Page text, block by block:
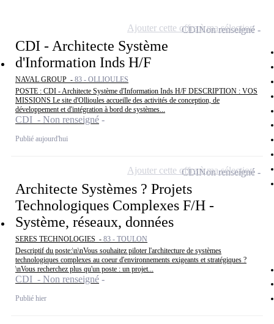
CDI - Architecte Système
d'Information Inds H/F
NAVAL GROUP - 83 - OLLIOULES
POSTE : CDI - Architecte Système d'Information Inds H/F DESCRIPTION : VOS
MISSIONS Le site d'Ollioules accueille des activités de conception, de
développement et d'intégration à bord de systèmes...
CDI - Non renseigné
Publié aujourd'hui
CDINon renseigné
Ajouter cette offre à ma sélection
Architecte Systèmes ? Projets
Technologiques Complexes F/H -
Système, réseaux, données
SERES TECHNOLOGIES - 83 - TOULON
Descriptif du poste:\n\nVous souhaitez piloter l'architecture de systèmes
technologiques complexes au coeur d'environnements exigeants et stratégiques ?
\nVous recherchez plus qu'un poste : un projet...
CDI - Non renseigné
Publié hier
CDINon renseigné
Ajouter cette offre à ma sélection